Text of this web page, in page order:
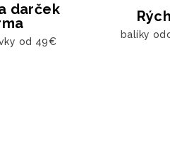
darček
od 49€
balíky